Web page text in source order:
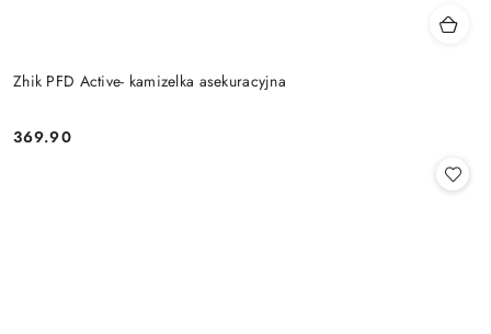
Zhik PFD Active- kamizelka asekuracyjna
Cena:
369.90